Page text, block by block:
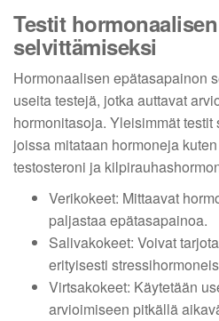
Testit
selvittämiseksi
Hormonaalisen epätasapainon
useita testejä, jotka auttavat
hormonitasoja. Yleisimmät testit
joissa mitataan hormoneja
testosteroni ja
Verikokeet: Mittaavat
paljastaa epätasapainoa.
Salivakokeet: Voivat
erityisesti
Virtsakokeet: Käytetään
arvioimiseen pitkällä